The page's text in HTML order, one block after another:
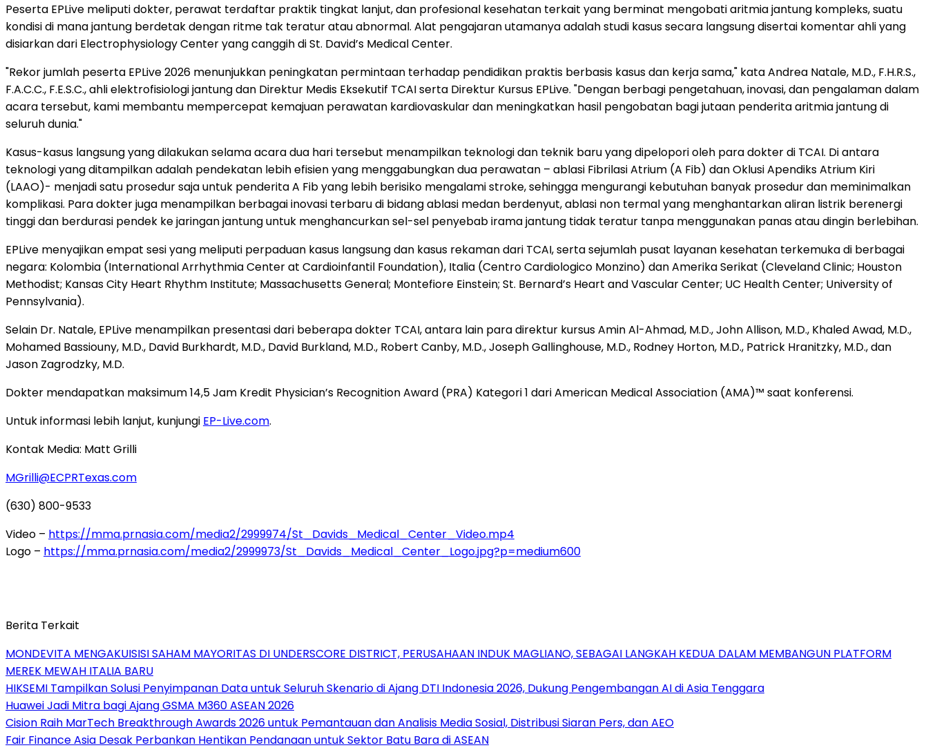
Peserta EPLive meliputi dokter, perawat terdaftar praktik tingkat lanjut, dan profesional kesehatan terkait yang berminat mengobati aritmia jantung kompleks, suatu
kondisi di mana jantung berdetak dengan ritme tak teratur atau abnormal. Alat pengajaran utamanya adalah studi kasus secara langsung disertai komentar ahli yang
disiarkan dari Electrophysiology Center yang canggih di St. David’s Medical Center.
"Rekor jumlah peserta EPLive 2026 menunjukkan peningkatan permintaan terhadap pendidikan praktis berbasis kasus dan kerja sama," kata Andrea Natale, M.D., F.H.R.S.,
F.A.C.C., F.E.S.C., ahli elektrofisiologi jantung dan Direktur Medis Eksekutif TCAI serta Direktur Kursus EPLive. "Dengan berbagi pengetahuan, inovasi, dan pengalaman dalam
acara tersebut, kami membantu mempercepat kemajuan perawatan kardiovaskular dan meningkatkan hasil pengobatan bagi jutaan penderita aritmia jantung di
seluruh dunia."
Kasus-kasus langsung yang dilakukan selama acara dua hari tersebut menampilkan teknologi dan teknik baru yang dipelopori oleh para dokter di TCAI. Di antara
teknologi yang ditampilkan adalah pendekatan lebih efisien yang menggabungkan dua perawatan – ablasi Fibrilasi Atrium (A Fib) dan Oklusi Apendiks Atrium Kiri
(LAAO)- menjadi satu prosedur saja untuk penderita A Fib yang lebih berisiko mengalami stroke, sehingga mengurangi kebutuhan banyak prosedur dan meminimalkan
komplikasi. Para dokter juga menampilkan berbagai inovasi terbaru di bidang ablasi medan berdenyut, ablasi non termal yang menghantarkan aliran listrik berenergi
tinggi dan berdurasi pendek ke jaringan jantung untuk menghancurkan sel-sel penyebab irama jantung tidak teratur tanpa menggunakan panas atau dingin berlebihan.
EPLive menyajikan empat sesi yang meliputi perpaduan kasus langsung dan kasus rekaman dari TCAI, serta sejumlah pusat layanan kesehatan terkemuka di berbagai
negara: Kolombia (International Arrhythmia Center at Cardioinfantil Foundation), Italia (Centro Cardiologico Monzino) dan Amerika Serikat (Cleveland Clinic; Houston
Methodist; Kansas City Heart Rhythm Institute; Massachusetts General; Montefiore Einstein; St. Bernard’s Heart and Vascular Center; UC Health Center; University of
Pennsylvania).
Selain Dr. Natale, EPLive menampilkan presentasi dari beberapa dokter TCAI, antara lain para direktur kursus Amin Al-Ahmad, M.D., John Allison, M.D., Khaled Awad, M.D.,
Mohamed Bassiouny, M.D., David Burkhardt, M.D., David Burkland, M.D., Robert Canby, M.D., Joseph Gallinghouse, M.D., Rodney Horton, M.D., Patrick Hranitzky, M.D., dan
Jason Zagrodzky, M.D.
Dokter mendapatkan maksimum 14,5 Jam Kredit Physician’s Recognition Award (PRA) Kategori 1 dari American Medical Association (AMA)™ saat konferensi.
Untuk informasi lebih lanjut, kunjungi EP-Live.com.
Kontak Media: Matt Grilli
MGrilli@ECPRTexas.com
(630) 800-9533
Video – https://mma.prnasia.com/media2/2999974/St_Davids_Medical_Center_Video.mp4
Logo – https://mma.prnasia.com/media2/2999973/St_Davids_Medical_Center_Logo.jpg?p=medium600
Berita Terkait
MONDEVITA MENGAKUISISI SAHAM MAYORITAS DI UNDERSCORE DISTRICT, PERUSAHAAN INDUK MAGLIANO, SEBAGAI LANGKAH KEDUA DALAM MEMBANGUN PLATFORM
MEREK MEWAH ITALIA BARU
HIKSEMI Tampilkan Solusi Penyimpanan Data untuk Seluruh Skenario di Ajang DTI Indonesia 2026, Dukung Pengembangan AI di Asia Tenggara
Huawei Jadi Mitra bagi Ajang GSMA M360 ASEAN 2026
Cision Raih MarTech Breakthrough Awards 2026 untuk Pemantauan dan Analisis Media Sosial, Distribusi Siaran Pers, dan AEO
Fair Finance Asia Desak Perbankan Hentikan Pendanaan untuk Sektor Batu Bara di ASEAN